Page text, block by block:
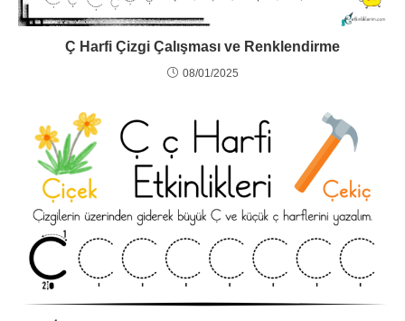
Ç Harfi Çizgi Çalışması ve Renklendirme
08/01/2025